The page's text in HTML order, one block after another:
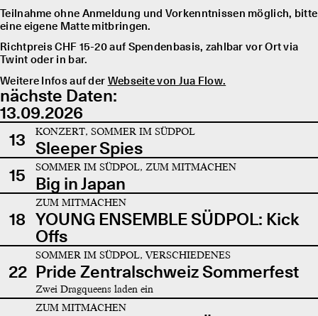
Teilnahme ohne Anmeldung und Vorkenntnissen möglich, bitte
eine eigene Matte mitbringen.
Richtpreis CHF 15-20 auf Spendenbasis, zahlbar vor Ort via
Twint oder in bar.
Weitere Infos auf der Webseite von Jua Flow.
nächste Daten:
13.09.2026
13
KONZERT, SOMMER IM SÜDPOL
Sleeper Spies
15
SOMMER IM SÜDPOL, ZUM MITMACHEN
Big in Japan
18
ZUM MITMACHEN
YOUNG ENSEMBLE SÜDPOL: Kick
Offs
22
SOMMER IM SÜDPOL, VERSCHIEDENES
Pride Zentralschweiz Sommerfest
Zwei Dragqueens laden ein
ZUM MITMACHEN